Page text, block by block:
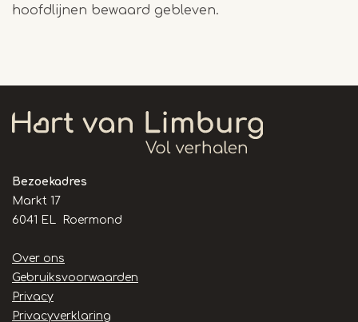
hoofdlijnen bewaard gebleven.
Bezoekadres
Markt 17
6041 EL Roermond
Handige
links
Over ons
Gebruiksvoorwaarden
Privacy
Privacyverklaring